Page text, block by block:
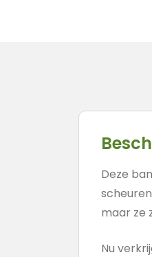
Deze
maar ze
Nu